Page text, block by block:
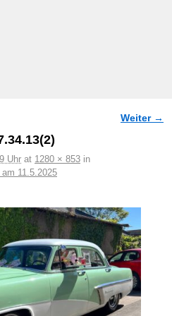
Weiter →
Uhr at 1280 × 853 in
11.5.2025